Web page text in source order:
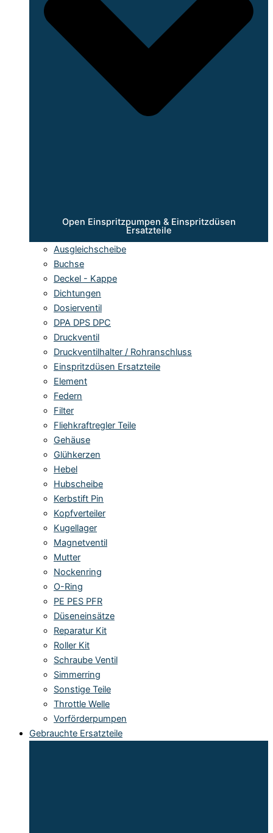
Open Einspritzpumpen & Einspritzdüsen
Ersatzteile
Ausgleichscheibe
Buchse
Deckel - Kappe
Dichtungen
Dosierventil
DPA DPS DPC
Druckventil
Druckventilhalter / Rohranschluss
Einspritzdüsen Ersatzteile
Element
Federn
Filter
Fliehkraftregler Teile
Gehäuse
Glühkerzen
Hebel
Hubscheibe
Kerbstift Pin
Kopfverteiler
Kugellager
Magnetventil
Mutter
Nockenring
O-Ring
PE PES PFR
Düseneinsätze
Reparatur Kit
Roller Kit
Schraube Ventil
Simmerring
Sonstige Teile
Throttle Welle
Vorförderpumpen
Gebrauchte Ersatzteile